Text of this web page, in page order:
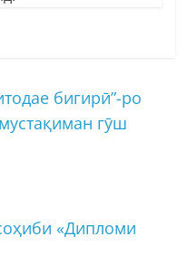
бигирӣ”-ро
гӯш
«Дипломи